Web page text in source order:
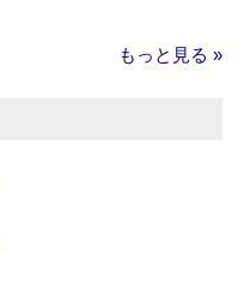
もっと見る »